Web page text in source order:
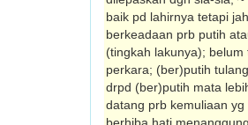
baik pd lahirnya tetapi
berkeadaan prb putih
(tingkah lakunya);
perkara; (ber)putih
drpd (ber)putih mata
datang prb kemuliaan